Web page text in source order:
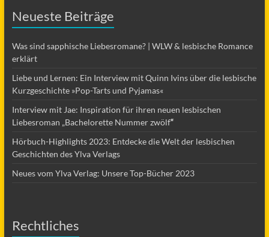
Neueste Beiträge
Was sind sapphische Liebesromane? | WLW & lesbische Romance
erklärt
Liebe und Lernen: Ein Interview mit Quinn Ivins über die lesbische
Kurzgeschichte »Pop-Tarts und Pyjamas«
Interview mit Jae: Inspiration für ihren neuen lesbischen
Liebesroman „Bachelorette Nummer zwölf“
Hörbuch-Highlights 2023: Entdecke die Welt der lesbischen
Geschichten des Ylva Verlags
Neues vom Ylva Verlag: Unsere Top-Bücher 2023
Rechtliches